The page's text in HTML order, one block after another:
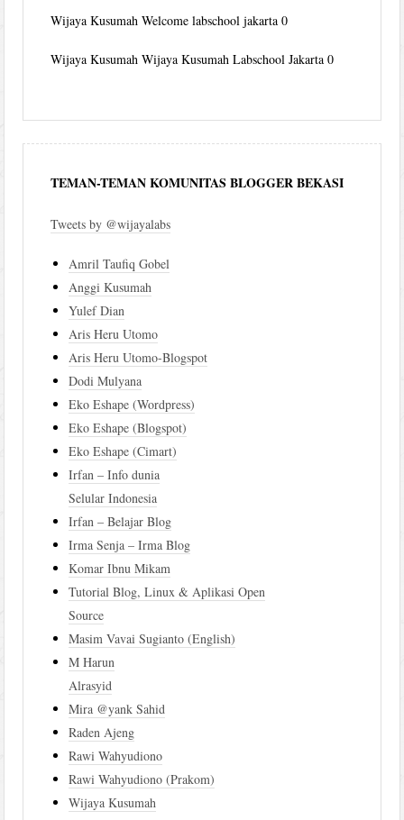
Wijaya Kusumah Welcome labschool jakarta 0
Wijaya Kusumah Wijaya Kusumah Labschool Jakarta 0
TEMAN-TEMAN KOMUNITAS BLOGGER BEKASI
Tweets by @wijayalabs
Amril Taufiq Gobel
Anggi Kusumah
Yulef Dian
Aris Heru Utomo
Aris Heru Utomo-Blogspot
Dodi Mulyana
Eko Eshape (Wordpress)
Eko Eshape (Blogspot)
Eko Eshape (Cimart)
Irfan – Info dunia
Selular Indonesia
Irfan – Belajar Blog
Irma Senja – Irma Blog
Komar Ibnu Mikam
Tutorial Blog, Linux & Aplikasi Open
Source
Masim Vavai Sugianto (English)
M Harun
Alrasyid
Mira @yank Sahid
Raden Ajeng
Rawi Wahyudiono
Rawi Wahyudiono (Prakom)
Wijaya Kusumah